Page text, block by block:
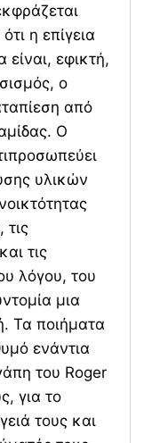
η επίγεια
είναι, εφικτή,
ο
από
Ο
υλικών
τις
λόγου, του
μια
Τα ποιήματα
ενάντια
του Roger
για το
τους και